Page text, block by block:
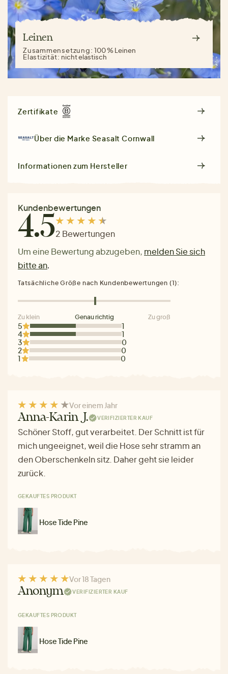
Leinen
Zusammensetzung:100 % Leinen
Elastizität: nicht elastisch
Zertifikate
Über die Marke Seasalt Cornwall
Informationen zum Hersteller
Kundenbewertungen
4.52 Bewertungen
Um eine Bewertung abzugeben, melden Sie sich
bitte an.
5
1
4
1
3
0
2
0
1
0
Tatsächliche Größe nach Kundenbewertungen (1):
Zu klein Genau richtig Zu groß
Vor einem Jahr
Anna-Karin J. VERIFIZIERTER KAUF
Schöner Stoff, gut verarbeitet. Der Schnitt ist für
mich ungeeignet, weil die Hose sehr stramm an
den Oberschenkeln sitz. Daher geht sie leider
zurück.
GEKAUFTES PRODUKT
Hose Tide Pine
Vor 18 Tagen
Anonym VERIFIZIERTER KAUF
GEKAUFTES PRODUKT
Hose Tide Pine